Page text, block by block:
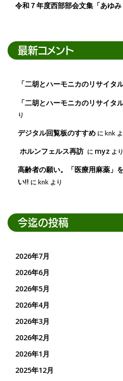
令和７年度西部部会文集「あゆ
最新コメント
「二胡とハーモニカのリサイタ
「二胡とハーモニカのリサイタ
り
デジタル回覧板のすすめ にknk
ホルンフェルス再訪 に myz より
高齢者の願い。「医療用麻薬」
い!! にknk より
今迄の投稿
2026年7月
2026年6月
2026年5月
2026年4月
2026年3月
2026年2月
2026年1月
2025年12月